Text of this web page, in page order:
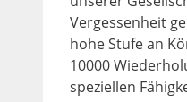
Vergessenheit
hohe Stufe an
10000
speziellen